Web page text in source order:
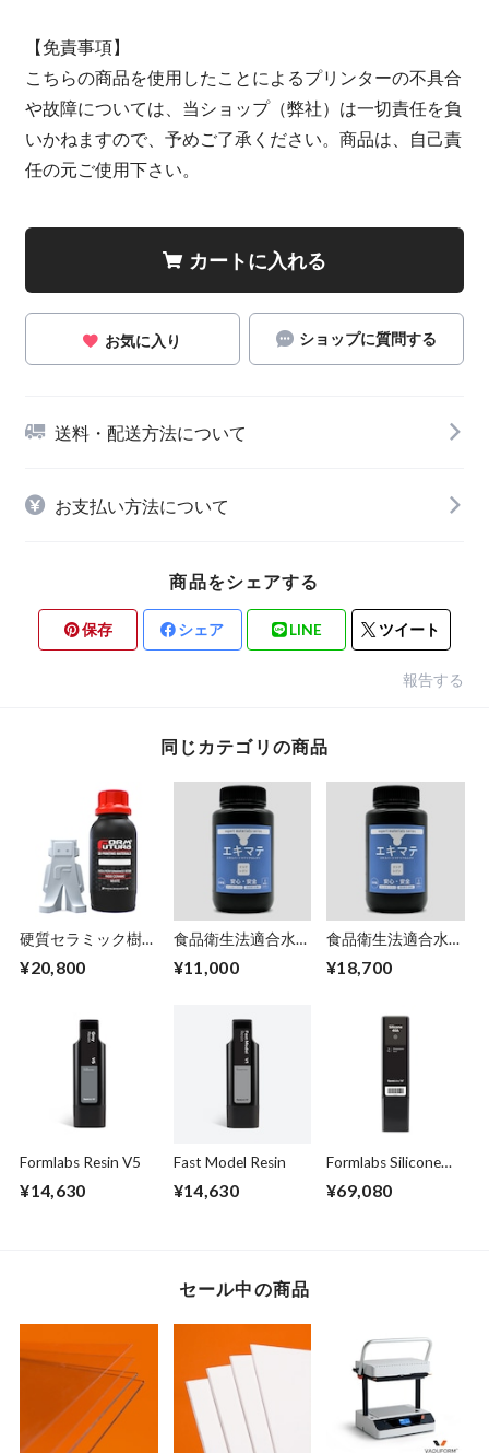
【免責事項】
こちらの商品を使用したことによるプリンターの不具合
や故障については、当ショップ（弊社）は一切責任を負
いかねますので、予めご了承ください。商品は、自己責
任の元ご使用下さい。
カートに入れる
お気に入り ショップに質問する
送料・配送方法について
お支払い方法について
商品をシェアする
保存 シェア LINE ツイート
報告する
同じカテゴリの商品
硬質セラミック樹脂
¥20,800
食品衛生法適合水洗
500g』
¥11,000
食品衛生法適合水洗
1000g』
¥18,700
Formlabs Resin V5
¥14,630
Fast Model Resin
¥14,630
Formlabs Silicone
¥69,080
セール中の商品